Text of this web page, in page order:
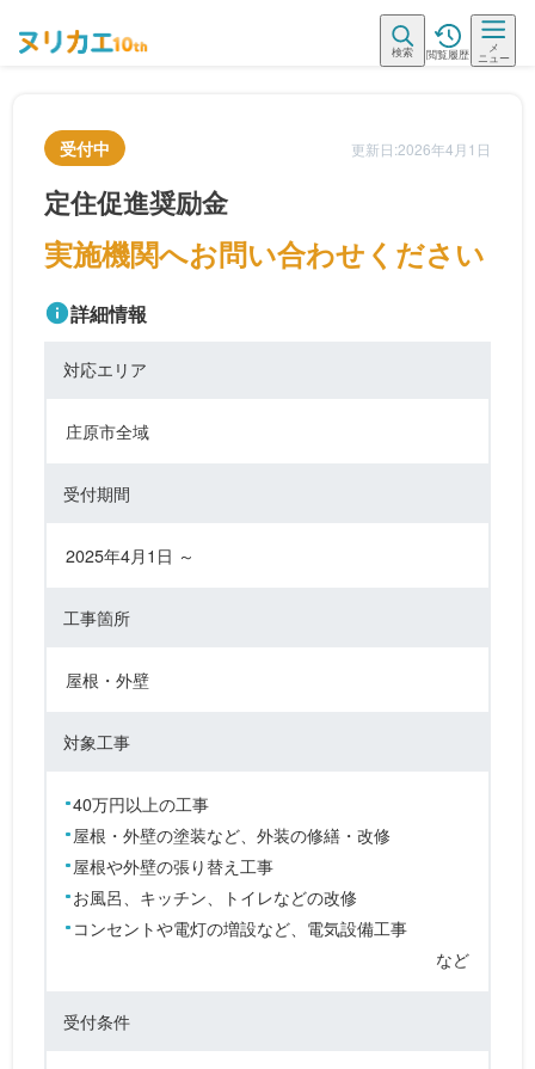
検索 閲覧履歴
メ
ニュー
受付中 更新日:2026年4月1日
定住促進奨励金
実施機関へお問い合わせください
詳細情報
対応エリア
庄原市全域
受付期間
2025年4月1日 ～
工事箇所
屋根・外壁
対象工事
40万円以上の工事
屋根・外壁の塗装など、外装の修繕・改修
屋根や外壁の張り替え工事
お風呂、キッチン、トイレなどの改修
コンセントや電灯の増設など、電気設備工事
など
受付条件